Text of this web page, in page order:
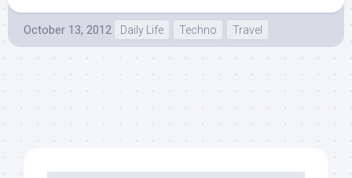
October 13, 2012 Daily Life Techno Travel